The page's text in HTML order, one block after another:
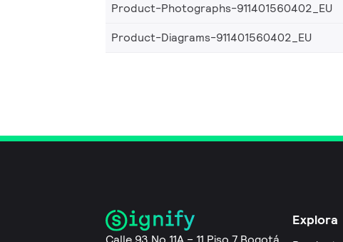
Product-Photographs-911401560402_EU
Product-Diagrams-911401560402_EU
Explora